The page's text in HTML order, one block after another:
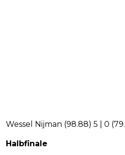
Wessel Nijman (98.88) 5 | 0
Halbfinale